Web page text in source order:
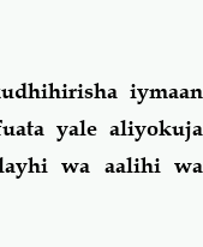
iymaan
yale aliyokuja
wa aalihi wa